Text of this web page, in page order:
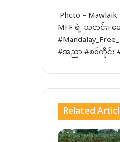
⁨Photo –
MFP ရဲ့ သတင်း
#အညာ #စစ်ကိုင်း
Related